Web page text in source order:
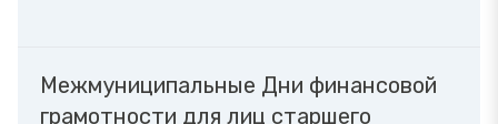
Межмуниципальные Дни финансовой
грамотности для лиц старшего